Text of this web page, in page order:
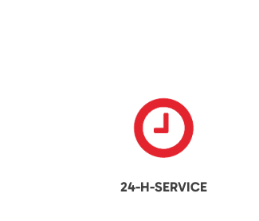
24-H-SERVICE